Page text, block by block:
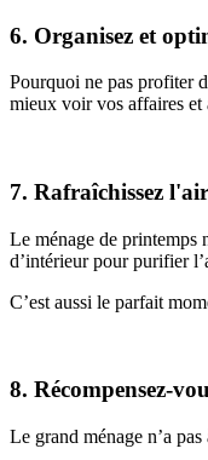
6. Organisez et
Pourquoi ne pas profiter
mieux voir vos affaires et
7. Rafraîchissez
Le ménage de printemps
d’intérieur pour purifier
C’est aussi le parfait
8. Récompensez-
Le grand ménage n’a